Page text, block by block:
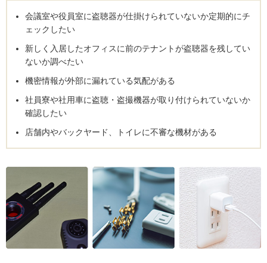
会議室や役員室に盗聴器が仕掛けられていないか定期的にチ
ェックしたい
新しく入居したオフィスに前のテナントが盗聴器を残してい
ないか調べたい
機密情報が外部に漏れている気配がある
社員寮や社用車に盗聴・盗撮機器が取り付けられていないか
確認したい
店舗内やバックヤード、トイレに不審な機材がある